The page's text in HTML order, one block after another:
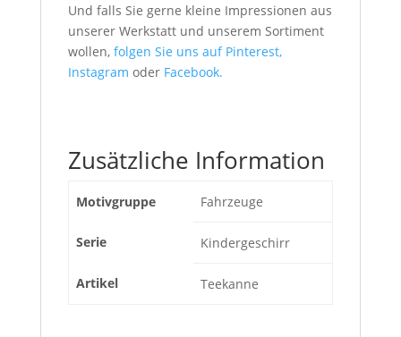
Und falls Sie gerne kleine Impressionen aus
unserer Werkstatt und unserem Sortiment
wollen,folgen Sie uns auf Pinterest,
Instagram oder Facebook.
Zusätzliche Information
Motivgruppe Fahrzeuge
Serie Kindergeschirr
Artikel Teekanne